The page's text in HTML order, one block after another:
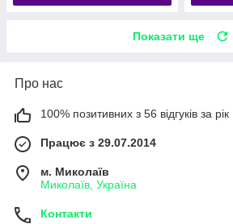
Показати ще
Про нас
100% позитивних з 56 відгуків за рік
Працює з 29.07.2014
м. Миколаїв
Миколаїв, Україна
Контакти